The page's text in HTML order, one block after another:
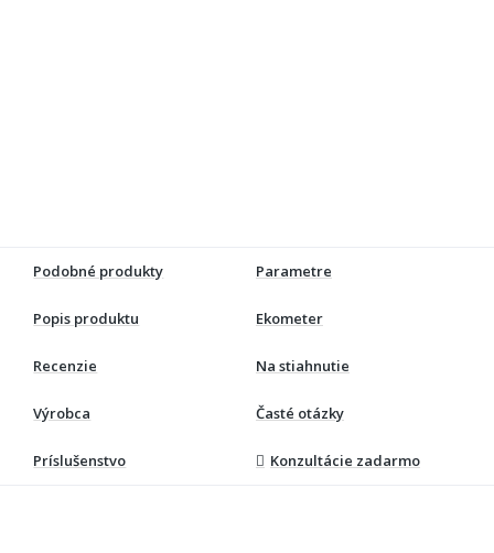
Podobné produkty Parametre
Popis produktu Ekometer
Recenzie Na stiahnutie
Výrobca Časté otázky
Príslušenstvo Konzultácie zadarmo